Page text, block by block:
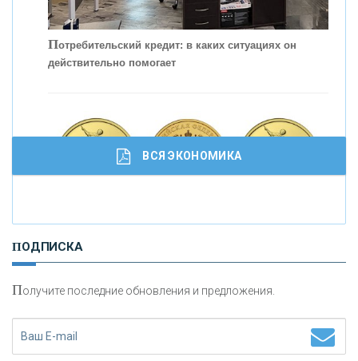
Потребительский кредит: в каких ситуациях он
действительно помогает
И
сохранения и увеличения капитала
ВСЯ ЭКОНОМИКА
ПОДПИСКА
Получите последние обновления и предложения.